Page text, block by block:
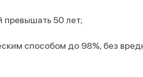
50 лет;
способом до 98%, без